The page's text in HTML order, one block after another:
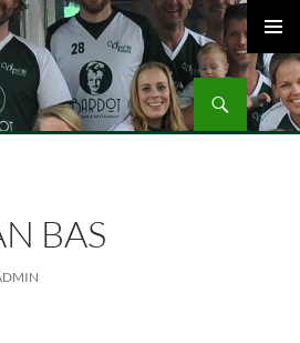
Bardot
MENU
BAS